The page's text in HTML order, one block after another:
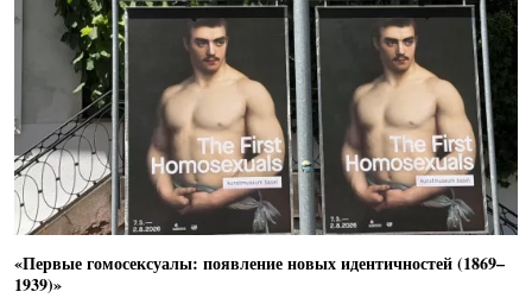
«Первые гомосексуалы: появление новых идентичностей (1869–
1939)»